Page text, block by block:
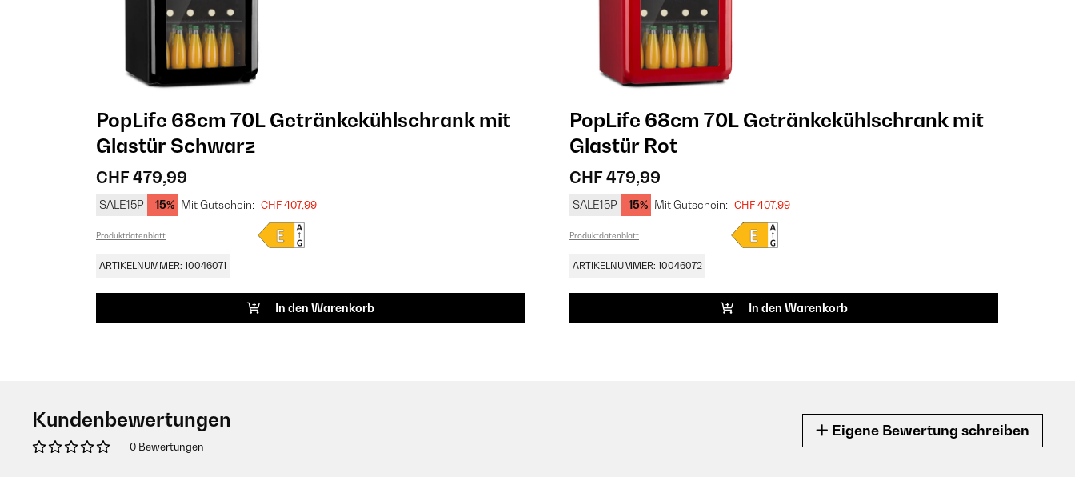
PopLife 68cm 70L Getränkekühlschrank mit
Glastür​ Schwarz
CHF 479,99
SALE15P -15% Mit Gutschein: CHF 407,99
Produktdatenblatt
ARTIKELNUMMER: 10046071
In den Warenkorb
PopLife 68cm 70L Getränkekühlschrank mit
Glastür​ Rot
CHF 479,99
SALE15P -15% Mit Gutschein: CHF 407,99
Produktdatenblatt
ARTIKELNUMMER: 10046072
In den Warenkorb
Kundenbewertungen
0 Bewertungen
Eigene Bewertung schreiben